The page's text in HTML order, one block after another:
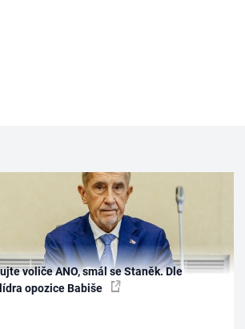
voliče ANO, smál se Staněk. Dle
opozice Babiše